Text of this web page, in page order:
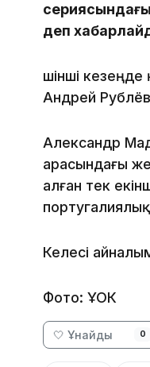
деп
Үшінші
Андрей
Александр
арасындағы
алған тек
Келесі
Фото: ҰОК
🤍 Ұнайды 0